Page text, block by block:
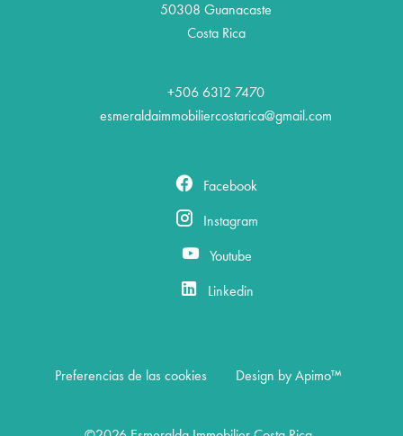
50308 Guanacaste
Costa Rica
+506 6312 7470
esmeraldaimmobiliercostarica@gmail.com
Facebook
Instagram
Youtube
Linkedin
Preferencias de las cookies Design by Apimo™